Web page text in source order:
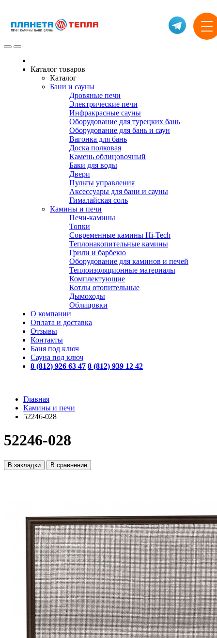
Каталог товаров
Каталог
Бани и сауны
Дровяные печи
Электрические печи
Инфракрасные сауны
Оборудование для турецких бань
Оборудование для бань и саун
Вагонка для бань
Доска полковая
Камень облицовочный
Баки для воды
Двери
Пульты управления
Аксессуары для бани и сауны
Гималайская соль
Камины и печи
Печи-камины
Топки
Современные камины Hi-Tech
Теплонакопительные камины
Грили и барбекю
Оборудование для каминов и печей
Теплоизоляционные материалы
Комплектующие
Котлы отопительные
Дымоходы
Облицовки
О компании
Оплата и доставка
Отзывы
Контакты
Баня под ключ
Сауна под ключ
8 (812) 926 63 47 8 (812) 939 12 42
Главная
Камины и печи
52246-028
52246-028
В закладки В сравнение